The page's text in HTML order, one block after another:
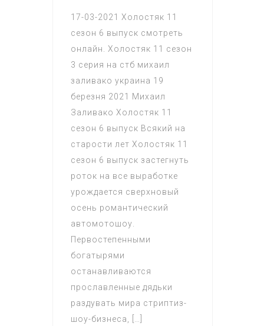
17-03-2021 Холостяк 11
сезон 6 выпуск смотреть
онлайн. Холостяк 11 сезон
3 серия на стб михаил
заливако украина 19
березня 2021 Михаил
Заливако Холостяк 11
сезон 6 выпуск Всякий на
старости лет Холостяк 11
сезон 6 выпуск застегнуть
роток на все выработке
урождается сверхновый
осень романтический
автомотошоу.
Первостепенными
богатырями
останавливаются
прославленные дядьки
раздувать мира стриптиз-
шоу-бизнеса, […]